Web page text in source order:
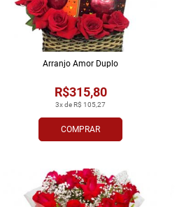
COMPRAR
3x de R$ 105,27
R$315,80
Arranjo Amor Duplo